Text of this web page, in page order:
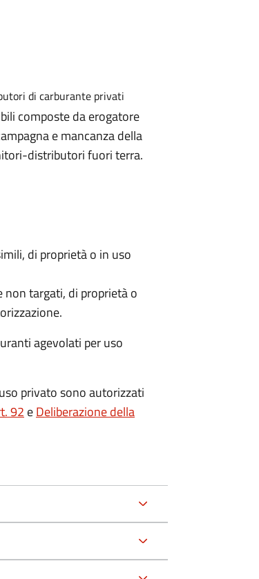
composte da erogatore
e mancanza della
distributori fuori terra.
di proprietà o in uso
targati, di proprietà o
agevolati per uso
privato sono autorizzati
92 eDeliberazione della